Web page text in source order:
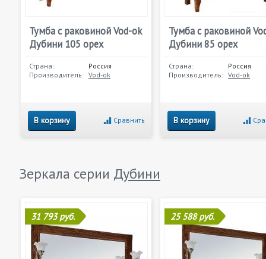
Тумба с раковиной Vod-ok
Дубини 105 орех
Страна:
Россия
Производитель: Vod-ok
В корзину Сравнить
Тумба с раковиной
Дубини 85 орех
Страна:
Россия
Производитель: Vod-ok
В корзину
Зеркала серии Дубини
31 793 руб. 25 588 руб.